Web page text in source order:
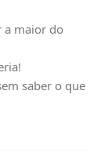
a maior do
saber o que